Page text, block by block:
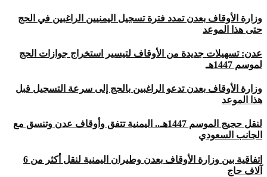
وزارة الأوقاف بعدن تمدد فترة تسجيل اليمنيين الراغبين في الحج
حتى هذا الموعد
عدن: تسهيلات جديدة من الأوقاف لتيسير استخراج جوازات الحج
لموسم 1447هـ
وزارة الأوقاف بعدن تدعو الراغبين بالحج إلى سرعة التسجيل قبل
هذا الموعد
لنقل حجيج الموسم 1447هـ.. اليمنية تتفق وأوقاف عدن وتنسق مع
الجانب السعودي
اتفاقية بين وزارة الأوقاف بعدن وطيران اليمنية لنقل أكثر من 6
آلاف حاج